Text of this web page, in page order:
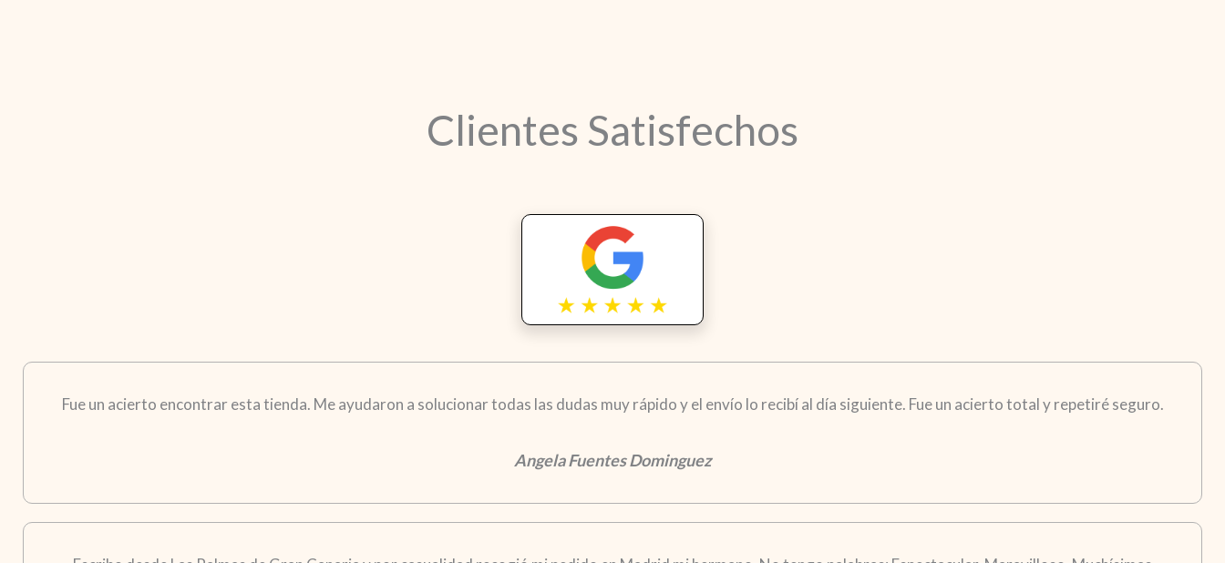
Clientes Satisfechos
Fue un acierto encontrar esta tienda. Me ayudaron a solucionar todas las dudas muy rápido y el envío lo recibí al día siguiente. Fue un acierto total y repetiré seguro.
Angela Fuentes Dominguez